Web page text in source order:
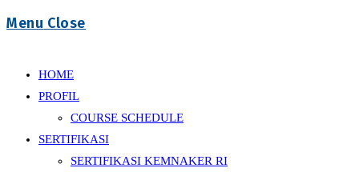
Menu Close
HOME
PROFIL
COURSE SCHEDULE
SERTIFIKASI
SERTIFIKASI KEMNAKER RI